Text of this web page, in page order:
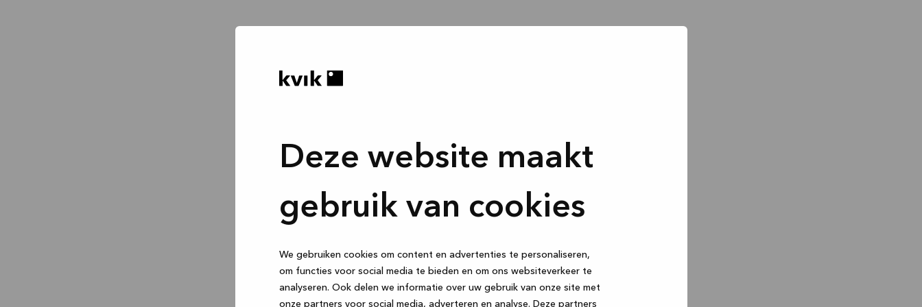
Deze website maakt
gebruik van cookies
We gebruiken cookies om content en advertenties te personaliseren,
om functies voor social media te bieden en om ons websiteverkeer te
analyseren. Ook delen we informatie over uw gebruik van onze site met
onze partners voor social media, adverteren en analyse. Deze partners